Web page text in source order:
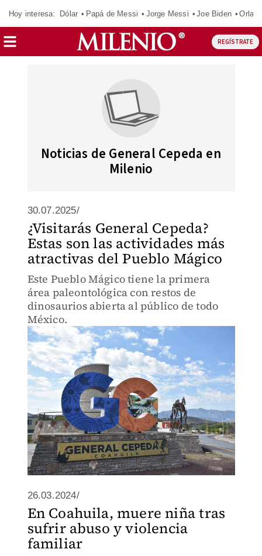
Hoy interesa: Dólar Papá de Messi Jorge Messi Joe Biden
REGÍSTRATE
Noticias de General Cepeda en
Milenio
30.07.2025/
¿Visitarás General Cepeda?
Estas son las actividades más
atractivas del Pueblo Mágico
Este Pueblo Mágico tiene la primera
área paleontológica con restos de
dinosaurios abierta al público de todo
México.
26.03.2024/
En Coahuila, muere niña tras
sufrir abuso y violencia
familiar